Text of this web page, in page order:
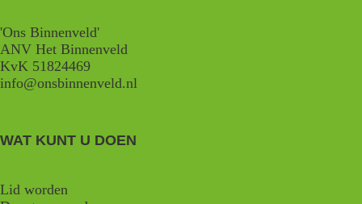
'Ons Binnenveld'
ANV Het Binnenveld
KvK 51824469
info@onsbinnenveld.nl
WAT KUNT U DOEN
Lid worden